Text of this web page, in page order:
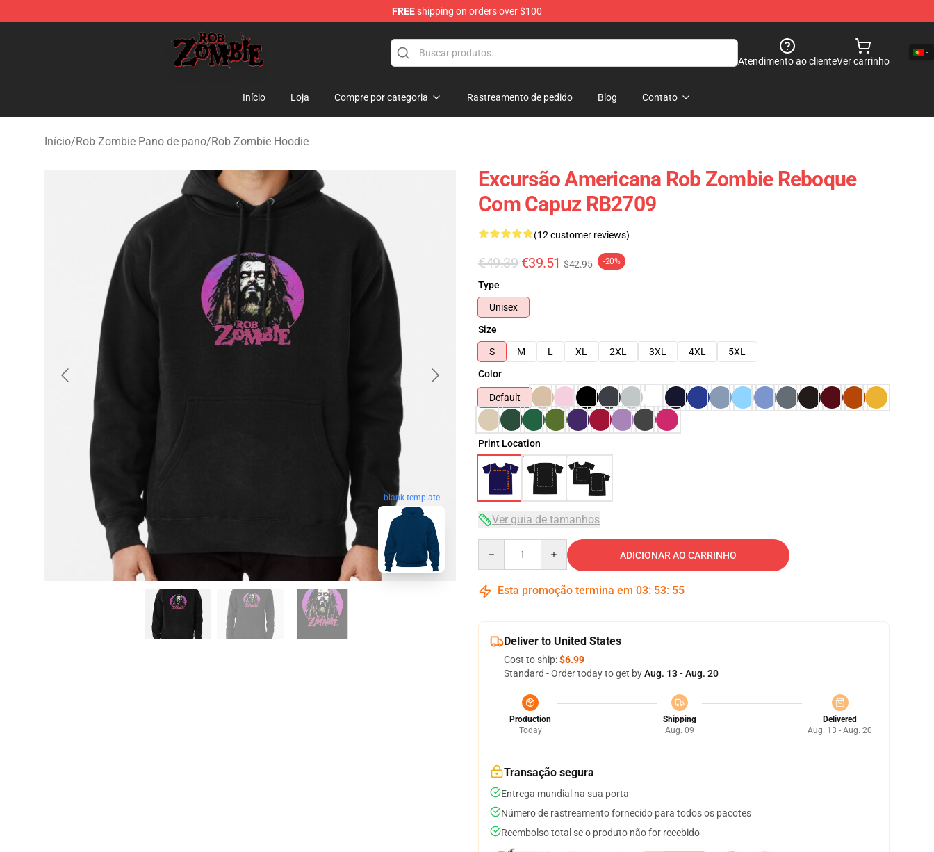
FREEshipping on orders over $100
Rob Zombie Shop - Official Rob Zombie Merchandise Store
Atendimento ao clienteVer carrinho
Início Loja Compre por categoria Rastreamento de pedido Blog Contato
Início/Rob Zombie Pano de pano/Rob Zombie Hoodie
blank template
Excursão Americana Rob Zombie Reboque
Com Capuz RB2709
(12 customer reviews)
€49.39 €39.51 $42.95 -20%
Type
Unisex
Size
S
M L XL 2XL 3XL 4XL
5XL
Color
Default
Print Location
Ver guia de tamanhos
ADICIONAR AO CARRINHO
Esta promoção termina em 03: 53: 54
Deliver to United States
Cost to ship:$6.99
Standard - Order today to get byAug. 13 - Aug. 20
Production
Today
Shipping
Aug. 09
Delivered
Aug. 13 - Aug. 20
Transação segura
Entrega mundial na sua porta
Número de rastreamento fornecido para todos os pacotes
Reembolso total se o produto não for recebido